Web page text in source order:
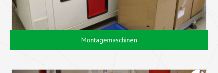
Montagemaschinen